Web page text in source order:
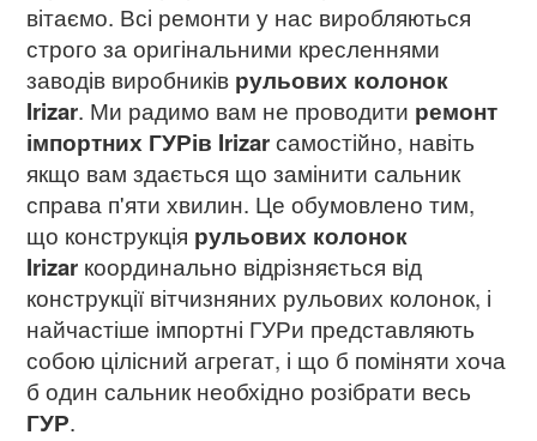
вітаємо. Всі ремонти у нас виробляються
строго за оригінальними кресленнями
заводів виробників рульових колонок
Irizar. Ми радимо вам не проводити ремонт
імпортних ГУРів Irizarсамостійно, навіть
якщо вам здається що замінити сальник
справа п'яти хвилин. Це обумовлено тим,
що конструкція рульових колонок
Irizar координально відрізняється від
конструкції вітчизняних рульових колонок, і
найчастіше імпортні ГУРи представляють
собою цілісний агрегат, і що б поміняти хоча
б один сальник необхідно розібрати весь
ГУР.